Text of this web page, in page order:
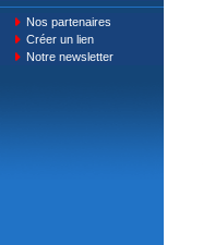
Nos partenaires
Créer un lien
Notre newsletter